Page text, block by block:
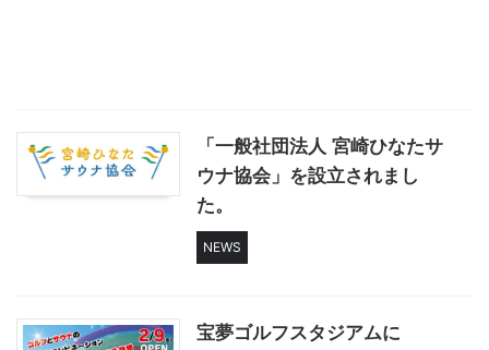
「一般社団法人 宮崎ひなたサ
ウナ協会」を設立されまし
た。
NEWS
宝夢ゴルフスタジアムに